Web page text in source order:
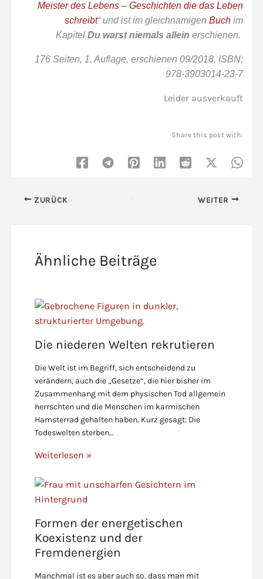
Meister des Lebens – Geschichten die das Leben
schreibt“ und ist im gleichnamigenBuch im
KapitelDu warst niemals allein erschienen.
176 Seiten, 1. Auflage, erschienen 09/2018, ISBN:
978-3903014-23-7
Leider ausverkauft
Share this post with:
ZURÜCK WEITER
Ähnliche Beiträge
Die niederen Welten rekrutieren
Die Welt ist im Begriff, sich entscheidend zu
verändern, auch die „Gesetze“, die hier bisher im
Zusammenhang mit dem physischen Tod allgemein
herrschten und die Menschen im karmischen
Hamsterrad gehalten haben. Kurz gesagt: Die
Todeswelten sterben…
Weiterlesen »
Formen der energetischen
Koexistenz und der
Fremdenergien
Manchmal ist es aber auch so, dass man mit